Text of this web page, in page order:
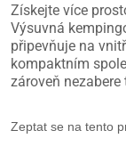
Získejte více
Výsuvná
připevňuje na
kompaktním
zároveň
Zeptat se na tento